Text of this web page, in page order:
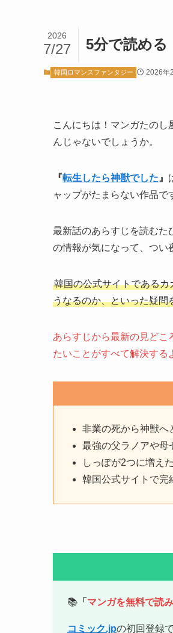
5分で読める
2026
7/27
韓国ロマンスファンタジー 2026年
こんにちは！マンガたの
んじゃないでしょうか。
『転生したら神獣でした 』
ャップがたまらない作品で
最新話のあらすじを読むた
の情報が気になって、つい
韓国の公式サイトである
うなるのか、といった疑問
あらすじから最新の見どこ
たいことがすべて解決する
非業の死から神獣へ
最強の父ラノアや母
しっぽが2つに増え
韓国公式サイトで完
📚 「 マンガを無料で読
コミック.jpの初回登録で